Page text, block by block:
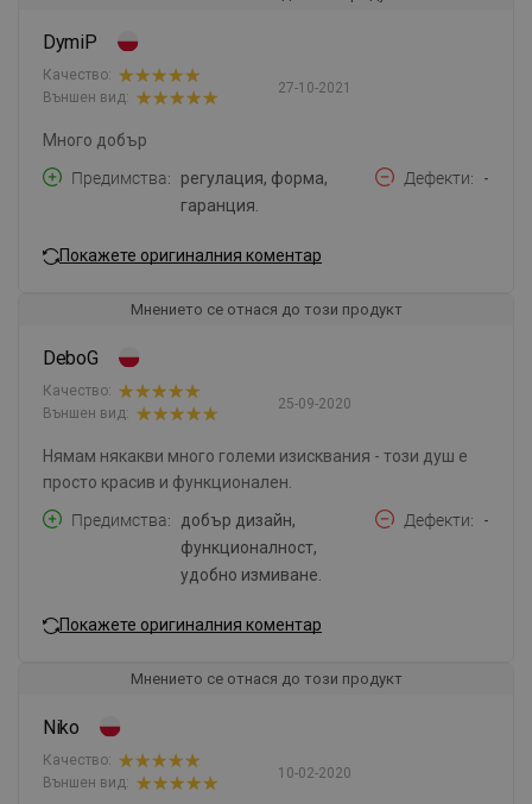
DymiP
27-10-2021
Качество:
Външен вид:
Много добър
Предимства
регулация, форма,
гаранция.
Дефекти -
Покажете оригиналния коментар
Мнението се отнася до този продукт
DeboG
25-09-2020
Качество:
Външен вид:
Нямам някакви много големи изисквания - този душ е
просто красив и функционален.
Предимства
добър дизайн,
функционалност,
удобно измиване.
Дефекти -
Покажете оригиналния коментар
Мнението се отнася до този продукт
Niko
10-02-2020
Качество:
Външен вид: